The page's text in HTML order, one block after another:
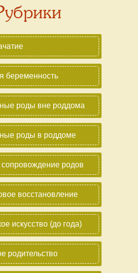
беременность
роды вне роддома
роды в роддоме
родов
восстановление
искусство (до года)
родительство